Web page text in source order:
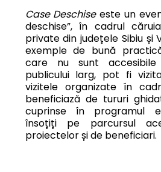
Case Deschiseeste un
deschise”, în cadrul
private din județele Sibiu și
exemple de bună
care nu sunt
publicului larg, pot fi
vizitele organizate în
beneficiază de tururi
cuprinse în programul
însoțiți pe parcursul
proiectelor și de beneficiari.